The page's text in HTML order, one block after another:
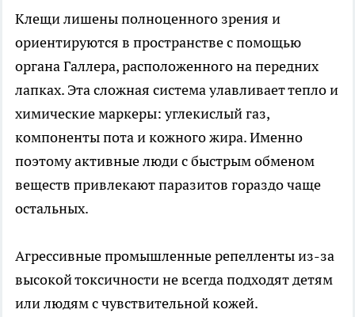
Клещи лишены полноценного зрения и
ориентируются в пространстве с помощью
органа Галлера, расположенного на передних
лапках. Эта сложная система улавливает тепло и
химические маркеры: углекислый газ,
компоненты пота и кожного жира. Именно
поэтому активные люди с быстрым обменом
веществ привлекают паразитов гораздо чаще
остальных.
Агрессивные промышленные репелленты из-за
высокой токсичности не всегда подходят детям
или людям с чувствительной кожей.